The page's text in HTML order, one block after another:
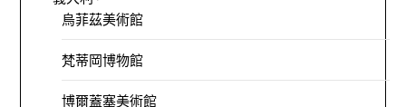
烏菲茲美術館
梵蒂岡博物館
博爾蓋塞美術館